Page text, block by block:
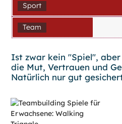
Sport
Team
Ist zwar kein "Spiel", aber
die Mut, Vertrauen und
Natürlich nur gut